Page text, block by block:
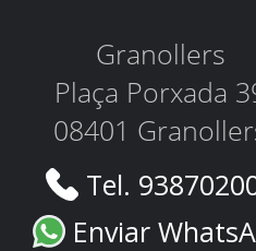
Granollers
Plaça Porxada
08401
Tel.
Enviar